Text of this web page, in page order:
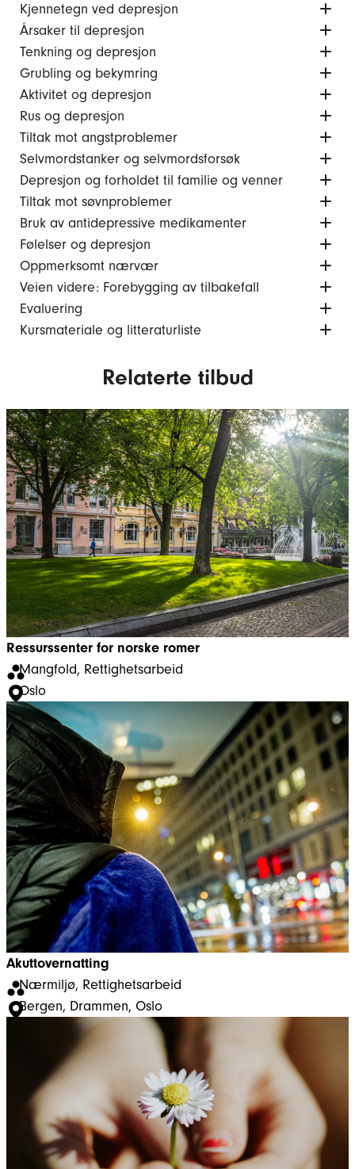
Kjennetegn ved depresjon
Årsaker til depresjon
Tenkning og depresjon
Grubling og bekymring
Aktivitet og depresjon
Rus og depresjon
Tiltak mot angstproblemer
Selvmordstanker og selvmordsforsøk
Depresjon og forholdet til familie og venner
Tiltak mot søvnproblemer
Bruk av antidepressive medikamenter
Følelser og depresjon
Oppmerksomt nærvær
Veien videre: Forebygging av tilbakefall
Evaluering
Kursmateriale og litteraturliste
Relaterte tilbud
Ressurssenter for norske romer
Mangfold, Rettighetsarbeid
Oslo
Akuttovernatting
Nærmiljø, Rettighetsarbeid
Bergen, Drammen, Oslo